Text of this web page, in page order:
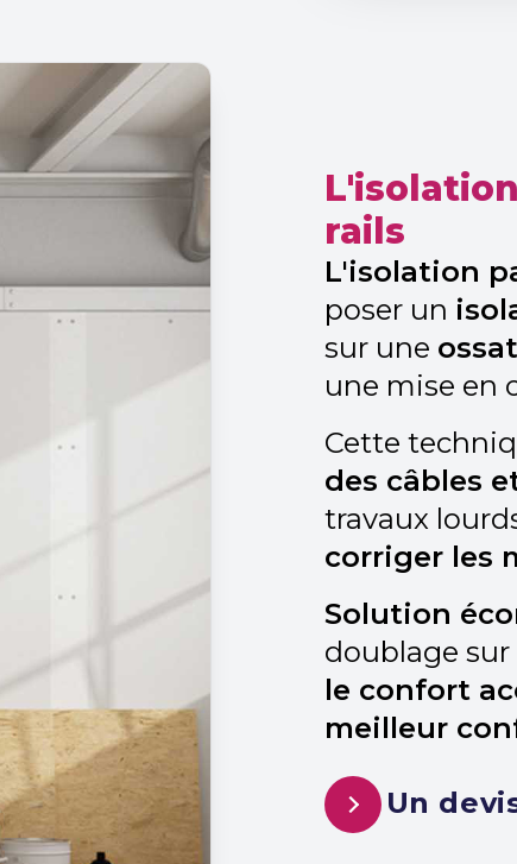
rails
L'isolation
poser un
sur une
une mise en
Cette
des câbles
travaux
corriger les
Solution
doublage sur
le confort
meilleur
Un